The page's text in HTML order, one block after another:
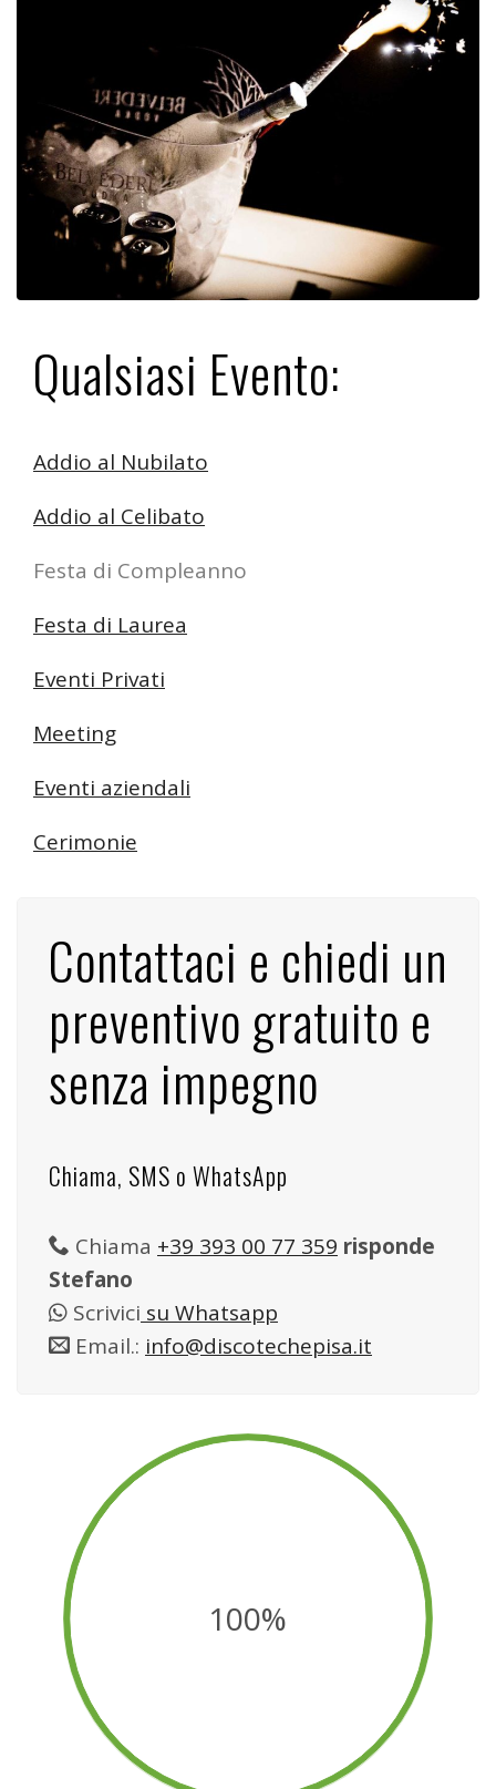
Qualsiasi Evento:
Addio al Nubilato
Addio al Celibato
Festa di Compleanno
Festa di Laurea
Eventi Privati
Meeting
Eventi aziendali
Cerimonie
Contattaci e chiedi un
preventivo gratuito e
senza impegno
Chiama, SMS o WhatsApp
Chiama +39 393 00 77 359 risponde
Stefano
Scrivici su Whatsapp
Email.: info@discotechepisa.it
100%